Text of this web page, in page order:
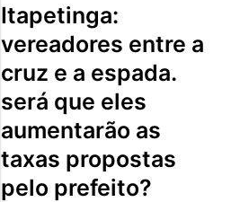
itapetinga:
vereadores entre a
cruz e a espada.
será que eles
aumentarão as
taxas propostas
pelo prefeito?